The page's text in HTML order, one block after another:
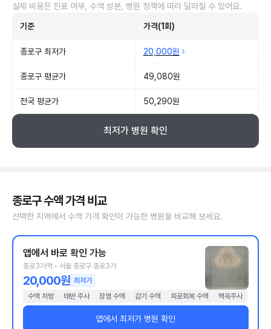
실제 비용은 진료 여부, 수액 성분, 병원 정책에 따라 달라질 수 있어요.
기준 가격(1회)
종로구 최저가 20,000원
종로구 평균가 49,080원
전국 평균가 50,290원
최저가 병원 확인
종로구 수액 가격 비교
선택한 지역에서 수액 가격 확인이 가능한 병원을 비교해 보세요.
앱에서 바로 확인 가능
종로3가역 • 서울 종로구 종로3가
20,000원 최저가
수액 처방
태반 주사 장염 수액 감기 수액 피로회복 수액 백옥주사
앱에서 최저가 병원 확인